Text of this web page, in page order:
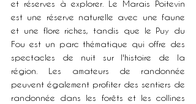
et réserves à explorer. Le Marais Poitevin
est une réserve naturelle avec une faune
et une flore riches, tandis que le Puy du
Fou est un parc thématique qui offre des
spectacles de nuit sur l'histoire de la
région. Les amateurs de randonnée
peuvent également profiter des sentiers de
randonnée dans les forêts et les collines